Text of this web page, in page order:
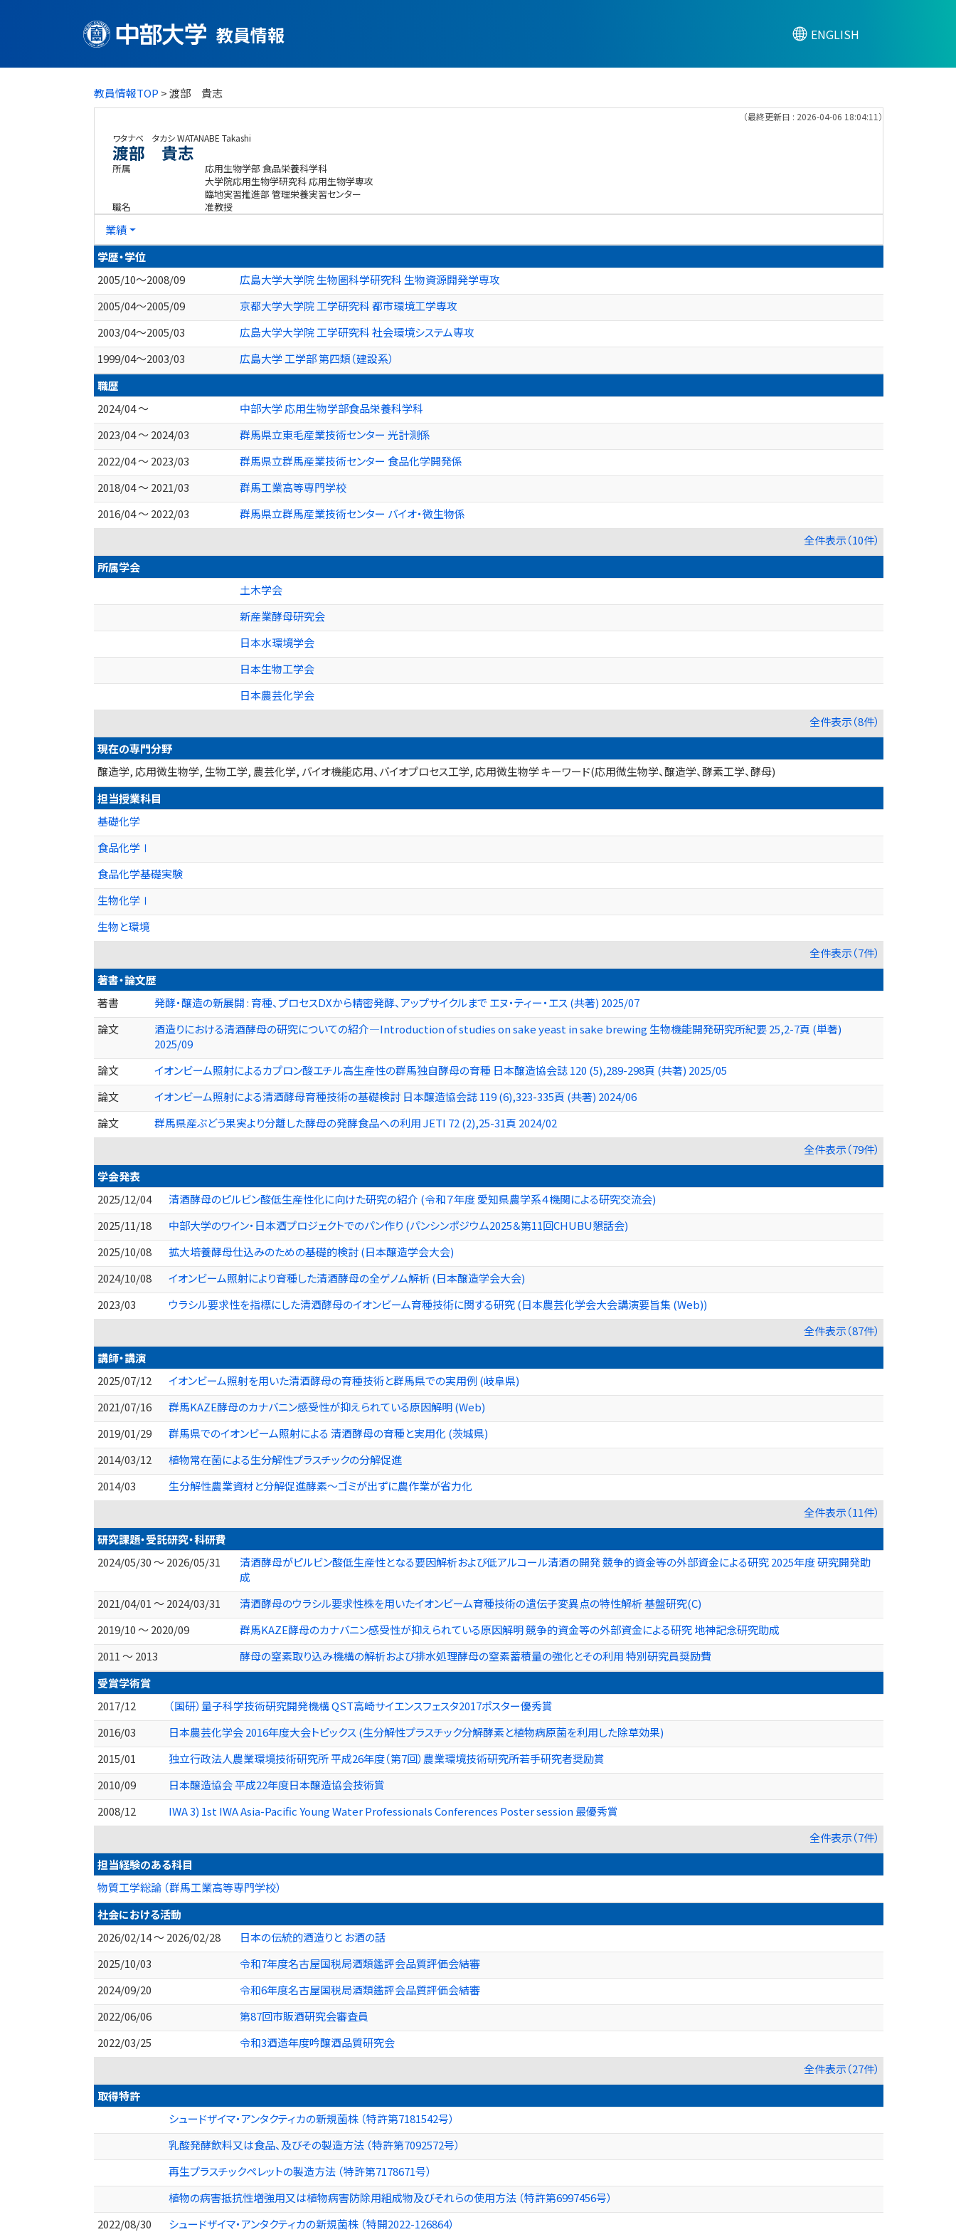
教員情報 ENGLISH
教員情報TOP > 渡部 貴志
（最終更新日 : 2026-04-06 18:04:11）
ワタナベ タカシWATANABE Takashi
渡部 貴志
所属
応用生物学部 食品栄養科学科
大学院応用生物学研究科 応用生物学専攻
臨地実習推進部 管理栄養実習センター
職名
准教授
業績
学歴・学位
2005/10～2008/09
広島大学大学院 生物圏科学研究科 生物資源開発学専攻
2005/04～2005/09
京都大学大学院 工学研究科 都市環境工学専攻
2003/04～2005/03
広島大学大学院 工学研究科 社会環境システム専攻
1999/04～2003/03
広島大学 工学部 第四類（建設系）
職歴
2024/04 ～
中部大学 応用生物学部食品栄養科学科
2023/04 ～ 2024/03
群馬県立東毛産業技術センター 光計測係
2022/04 ～ 2023/03
群馬県立群馬産業技術センター 食品化学開発係
2018/04 ～ 2021/03
群馬工業高等専門学校
2016/04 ～ 2022/03
群馬県立群馬産業技術センター バイオ・微生物係
全件表示（10件）
所属学会
土木学会
新産業酵母研究会
日本水環境学会
日本生物工学会
日本農芸化学会
全件表示（8件）
現在の専門分野
醸造学, 応用微生物学, 生物工学, 農芸化学, バイオ機能応用、バイオプロセス工学, 応用微生物学 キーワード(応用微生物学、醸造学、酵素工学、酵母)
担当授業科目
基礎化学
食品化学Ⅰ
食品化学基礎実験
生物化学Ⅰ
生物と環境
全件表示（7件）
著書・論文歴
著書
発酵・醸造の新展開 : 育種、プロセスDXから精密発酵、アップサイクルまで エヌ・ティー・エス (共著) 2025/07
論文
酒造りにおける清酒酵母の研究についての紹介—Introduction of studies on sake yeast in sake brewing 生物機能開発研究所紀要 25,2-7頁 (単著)
2025/09
論文
イオンビーム照射によるカプロン酸エチル高生産性の群馬独自酵母の育種 日本醸造協会誌 120 (5),289-298頁 (共著) 2025/05
論文
イオンビーム照射による清酒酵母育種技術の基礎検討 日本醸造協会誌 119 (6),323-335頁 (共著) 2024/06
論文
群馬県産ぶどう果実より分離した酵母の発酵食品への利用 JETI 72 (2),25-31頁 2024/02
全件表示（79件）
学会発表
2025/12/04
清酒酵母のピルビン酸低生産性化に向けた研究の紹介 (令和７年度 愛知県農学系４機関による研究交流会)
2025/11/18
中部大学のワイン・日本酒プロジェクトでのパン作り (パンシンポジウム2025＆第11回CHUBU懇話会)
2025/10/08
拡大培養酵母仕込みのための基礎的検討 (日本醸造学会大会)
2024/10/08
イオンビーム照射により育種した清酒酵母の全ゲノム解析 (日本醸造学会大会)
2023/03
ウラシル要求性を指標にした清酒酵母のイオンビーム育種技術に関する研究 (日本農芸化学会大会講演要旨集 (Web))
全件表示（87件）
講師・講演
2025/07/12
イオンビーム照射を用いた清酒酵母の育種技術と群馬県での実用例 (岐阜県)
2021/07/16
群馬KAZE酵母のカナバニン感受性が抑えられている原因解明 (Web)
2019/01/29
群馬県でのイオンビーム照射による 清酒酵母の育種と実用化 (茨城県)
2014/03/12
植物常在菌による生分解性プラスチックの分解促進
2014/03
生分解性農業資材と分解促進酵素～ゴミが出ずに農作業が省力化
全件表示（11件）
研究課題・受託研究・科研費
2024/05/30 ～ 2026/05/31
清酒酵母がピルビン酸低生産性となる要因解析および低アルコール清酒の開発 競争的資金等の外部資金による研究 2025年度 研究開発助
成
2021/04/01 ～ 2024/03/31
清酒酵母のウラシル要求性株を用いたイオンビーム育種技術の遺伝子変異点の特性解析 基盤研究(C)
2019/10 ～ 2020/09
群馬KAZE酵母のカナバニン感受性が抑えられている原因解明 競争的資金等の外部資金による研究 地神記念研究助成
2011 ～ 2013
酵母の窒素取り込み機構の解析および排水処理酵母の窒素蓄積量の強化とその利用 特別研究員奨励費
受賞学術賞
2017/12
（国研）量子科学技術研究開発機構 QST高崎サイエンスフェスタ2017ポスター優秀賞
2016/03
日本農芸化学会 2016年度大会トピックス (生分解性プラスチック分解酵素と植物病原菌を利用した除草効果)
2015/01
独立行政法人農業環境技術研究所 平成26年度（第7回）農業環境技術研究所若手研究者奨励賞
2010/09
日本醸造協会 平成22年度日本醸造協会技術賞
2008/12
IWA 3) 1st IWA Asia-Pacific Young Water Professionals Conferences Poster session 最優秀賞
全件表示（7件）
担当経験のある科目
物質工学総論 （群馬工業高等専門学校）
社会における活動
2026/02/14 ～ 2026/02/28
日本の伝統的酒造りと お酒の話
2025/10/03
令和7年度名古屋国税局酒類鑑評会品質評価会結審
2024/09/20
令和6年度名古屋国税局酒類鑑評会品質評価会結審
2022/06/06
第87回市販酒研究会審査員
2022/03/25
令和3酒造年度吟醸酒品質研究会
全件表示（27件）
取得特許
シュードザイマ・アンタクティカの新規菌株 （特許第7181542号）
乳酸発酵飲料又は食品、及びその製造方法 （特許第7092572号）
再生プラスチックペレットの製造方法 （特許第7178671号）
植物の病害抵抗性増強用又は植物病害防除用組成物及びそれらの使用方法 （特許第6997456号）
2022/08/30
シュードザイマ・アンタクティカの新規菌株 （特開2022-126864）